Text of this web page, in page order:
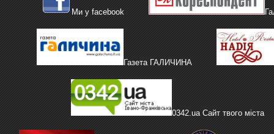
Ми у facebook
Газета ГАЛИЧИНА
0342.ua Сайт твого міста